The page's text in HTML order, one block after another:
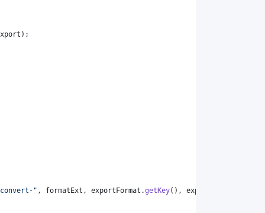
);
" , formatExt , exportFormat .getKey(), exportFormat